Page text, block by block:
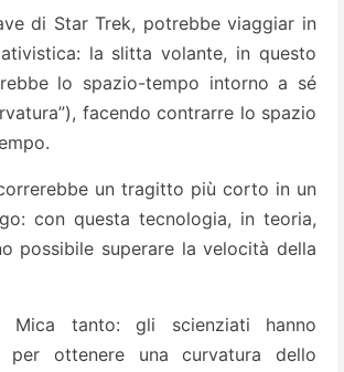
di Star Trek, potrebbe viaggiar in
la slitta volante, in questo
lo spazio-tempo intorno a sé
facendo contrarre lo spazio
un tragitto più corto in un
con questa tecnologia, in teoria,
possibile superare la velocità della
Mica tanto: gli scienziati hanno
per ottenere una curvatura dello